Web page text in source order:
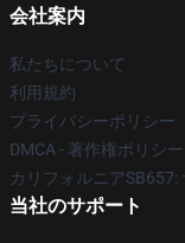
会社案内
私たちについて
利用規約
プライバシーポリシー
DMCA - 著作権ポリシー
カリフォルニア
当社のサポート